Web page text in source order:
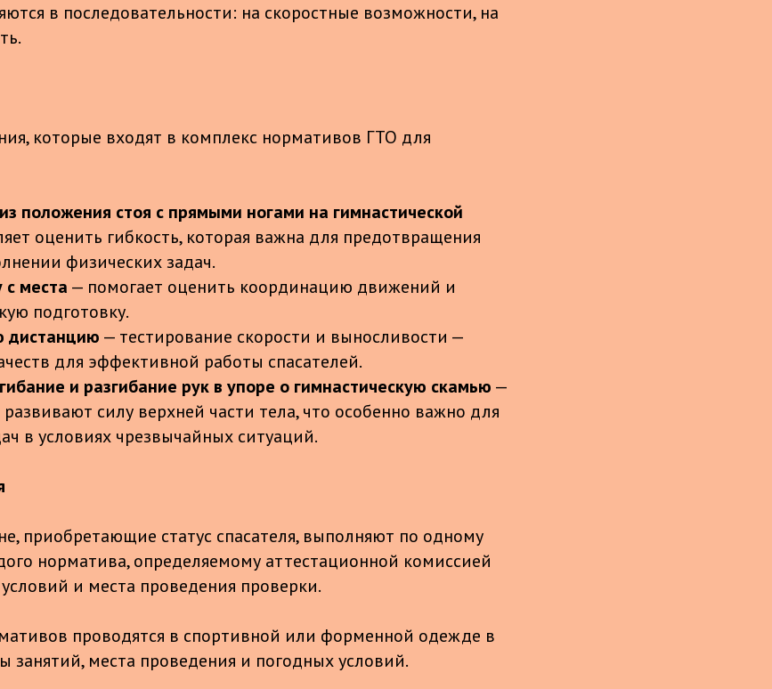
в последовательности: на скоростные возможности, на
которые входят в комплекс нормативов ГТО для
положения стоя с прямыми ногами на гимнастической
оценить гибкость, которая важна для предотвращения
физических задач.
места — помогает оценить координацию движений и
подготовку.
дистанцию — тестирование скорости и выносливости —
для эффективной работы спасателей.
и разгибание рук в упоре о гимнастическую скамью —
силу верхней части тела, что особенно важно для
в условиях чрезвычайных ситуаций.
приобретающие статус спасателя, выполняют по одному
норматива, определяемому аттестационной комиссией
и места проведения проверки.
проводятся в спортивной или форменной одежде в
занятий, места проведения и погодных условий.